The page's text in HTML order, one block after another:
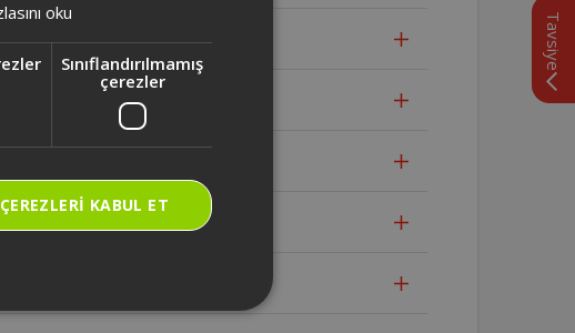
Tavsiye
oku
Sınıflandırılmamış
çerezler
KABUL ET